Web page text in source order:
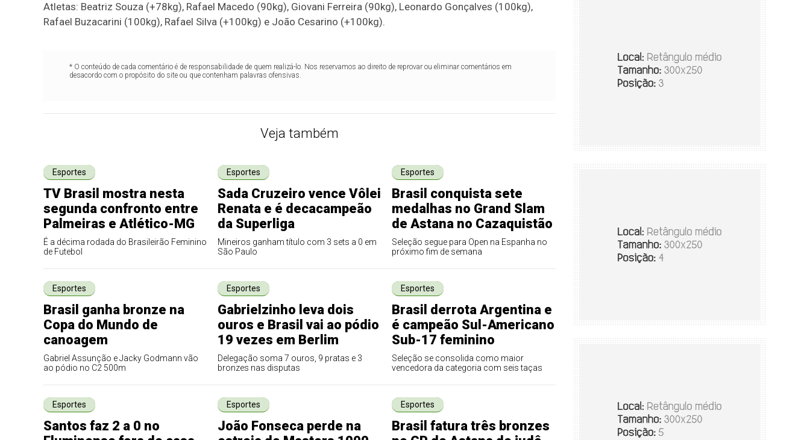
Atletas: Beatriz Souza (+78kg), Rafael Macedo (90kg), Giovani Ferreira (90kg), Leonardo Gonçalves (100kg),
Rafael Buzacarini (100kg), Rafael Silva (+100kg) e João Cesarino (+100kg).
* O conteúdo de cada comentário é de responsabilidade de quem realizá-lo. Nos reservamos ao direito de reprovar ou eliminar comentários em
desacordo com o propósito do site ou que contenham palavras ofensivas.
Veja também
Esportes
TV Brasil mostra nesta
segunda confronto entre
Palmeiras e Atlético-MG
É a décima rodada do Brasileirão Feminino
de Futebol
Esportes
Sada Cruzeiro vence Vôlei
Renata e é decacampeão
da Superliga
Mineiros ganham título com 3 sets a 0 em
São Paulo
Esportes
Brasil conquista sete
medalhas no Grand Slam
de Astana no Cazaquistão
Seleção segue para Open na Espanha no
próximo fim de semana
Esportes
Brasil ganha bronze na
Copa do Mundo de
canoagem
Gabriel Assunção e Jacky Godmann vão
ao pódio no C2 500m
Esportes
Gabrielzinho leva dois
ouros e Brasil vai ao pódio
19 vezes em Berlim
Delegação soma 7 ouros, 9 pratas e 3
bronzes nas disputas
Esportes
Brasil derrota Argentina e
é campeão Sul-Americano
Sub-17 feminino
Seleção se consolida como maior
vencedora da categoria com seis taças
Esportes
Santos faz 2 a 0 no
Esportes
João Fonseca perde na
Esportes
Brasil fatura três bronzes